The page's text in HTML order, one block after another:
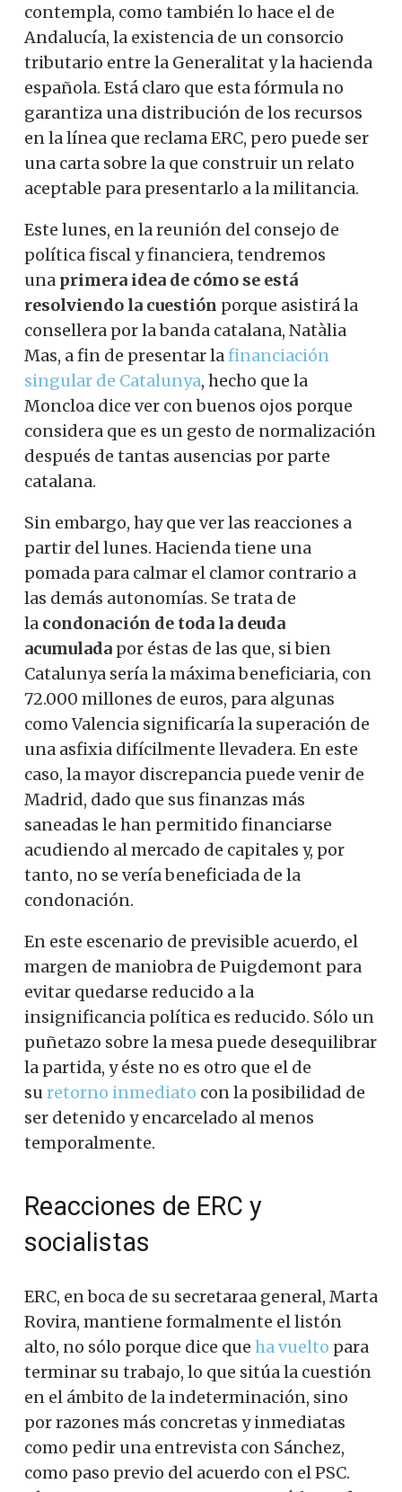
contempla, como también lo hace el de
Andalucía, la existencia de un consorcio
tributario entre la Generalitat y la hacienda
española. Está claro que esta fórmula no
garantiza una distribución de los recursos
en la línea que reclama ERC, pero puede ser
una carta sobre la que construir un relato
aceptable para presentarlo a la militancia.
Este lunes, en la reunión del consejo de
política fiscal y financiera, tendremos
una primera idea de cómo se está
resolviendo la cuestión porque asistirá la
consellera por la banda catalana, Natàlia
Mas, a fin de presentar lafinanciación
singular de Catalunya, hecho que la
Moncloa dice ver con buenos ojos porque
considera que es un gesto de normalización
después de tantas ausencias por parte
catalana.
Sin embargo, hay que ver las reacciones a
partir del lunes. Hacienda tiene una
pomada para calmar el clamor contrario a
las demás autonomías. Se trata de
la condonación de toda la deuda
acumulada por éstas de las que, si bien
Catalunya sería la máxima beneficiaria, con
72.000 millones de euros, para algunas
como Valencia significaría la superación de
una asfixia difícilmente llevadera. En este
caso, la mayor discrepancia puede venir de
Madrid, dado que sus finanzas más
saneadas le han permitido financiarse
acudiendo al mercado de capitales y, por
tanto, no se vería beneficiada de la
condonación.
En este escenario de previsible acuerdo, el
margen de maniobra de Puigdemont para
evitar quedarse reducido a la
insignificancia política es reducido. Sólo un
puñetazo sobre la mesa puede desequilibrar
la partida, y éste no es otro que el de
suretorno inmediato con la posibilidad de
ser detenido y encarcelado al menos
temporalmente.
Reacciones de ERC y
socialistas
ERC, en boca de su secretaraa general, Marta
Rovira, mantiene formalmente el listón
alto, no sólo porque dice que ha vuelto para
terminar su trabajo, lo que sitúa la cuestión
en el ámbito de la indeterminación, sino
por razones más concretas y inmediatas
como pedir una entrevista con Sánchez,
como paso previo del acuerdo con el PSC.